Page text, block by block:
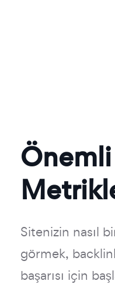
Sitenizin nasıl
görmek,
başarısı için